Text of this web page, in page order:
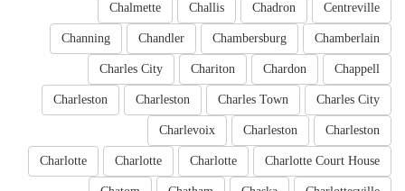
Centreville
Chadron
Challis
Chalmette
Chamberlain
Chambersburg
Chandler
Channing
Chappell
Chardon
Chariton
Charles City
Charles City
Charles Town
Charleston
Charleston
Charleston
Charleston
Charlevoix
Charlotte Court House
Charlotte
Charlotte
Charlotte